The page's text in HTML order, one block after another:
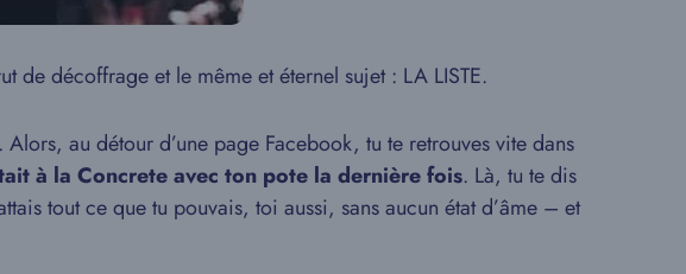
de décoffrage et le même et éternel sujet : LA LISTE.
au détour d’une page Facebook, tu te retrouves vite dans
à la Concrete avec ton pote la dernière fois. Là, tu te dis
tout ce que tu pouvais, toi aussi, sans aucun état d’âme – et